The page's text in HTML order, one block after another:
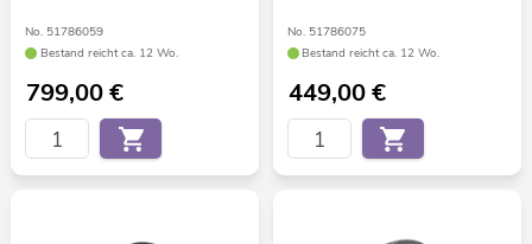
No. 51786059
Bestand reicht ca. 12 Wo.
799,00€
No. 51786075
Bestand reicht ca. 12 Wo.
449,00€